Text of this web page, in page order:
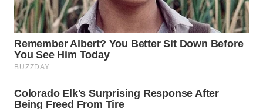
BINTAN
MANDALIKA
LIKUPANG